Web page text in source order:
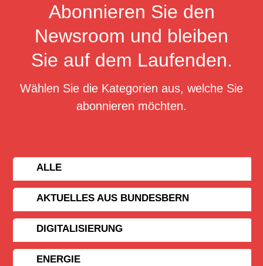
Abonnieren Sie den
Newsroom und bleiben
Sie auf dem Laufenden.
Wählen Sie die Kategorien aus, welche Sie
abonnieren möchten.
ALLE
AKTUELLES AUS BUNDESBERN
DIGITALISIERUNG
ENERGIE